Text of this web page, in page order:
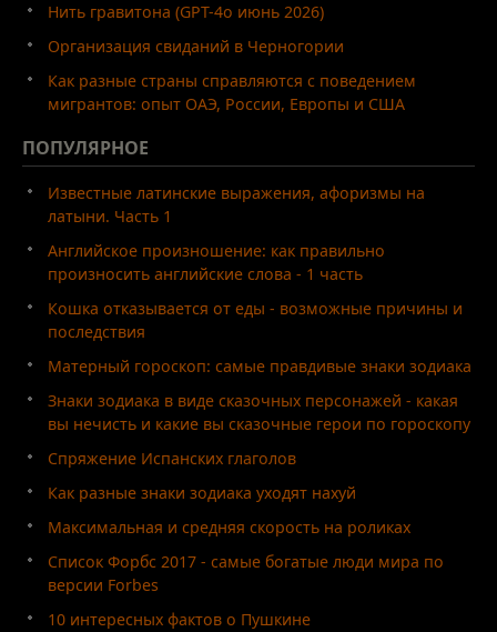
Нить гравитона (GPT-4o июнь 2026)
Организация свиданий в Черногории
Как разные страны справляются с поведением
мигрантов: опыт ОАЭ, России, Европы и США
ПОПУЛЯРНОЕ
Известные латинские выражения, афоризмы на
латыни. Часть 1
Английское произношение: как правильно
произносить английские слова - 1 часть
Кошка отказывается от еды - возможные причины и
последствия
Матерный гороскоп: самые правдивые знаки зодиака
Знаки зодиака в виде сказочных персонажей - какая
вы нечисть и какие вы сказочные герои по гороскопу
Спряжение Испанских глаголов
Как разные знаки зодиака уходят нахуй
Максимальная и средняя скорость на роликах
Список Форбс 2017 - самые богатые люди мира по
версии Forbes
10 интересных фактов о Пушкине